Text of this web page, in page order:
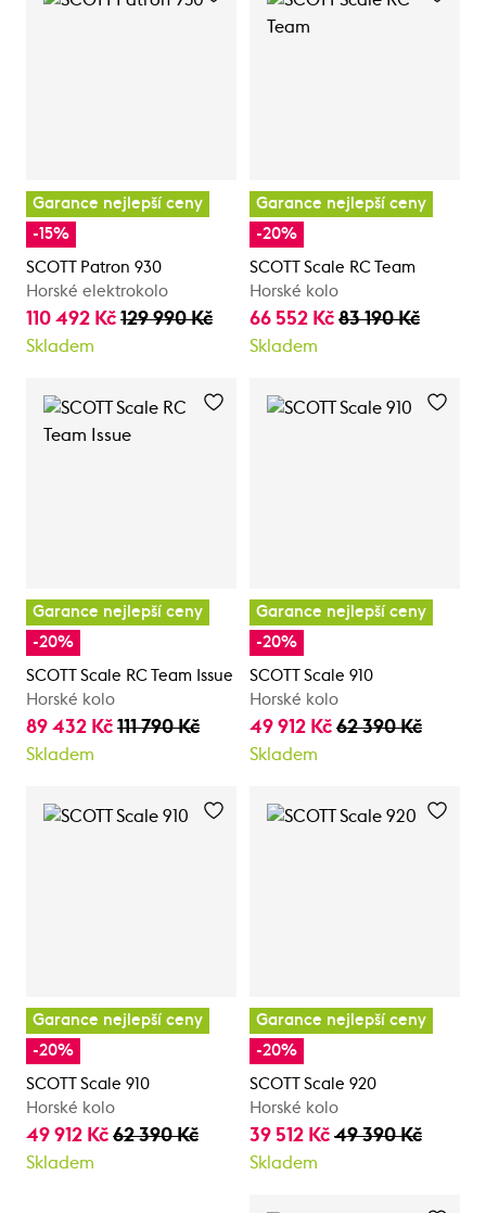
Garance nejlepší ceny
-15%
SCOTT Patron 930
Horské elektrokolo
110 492 Kč 129 990 Kč
Skladem
Garance nejlepší ceny
-20%
SCOTT Scale RC Team
Horské kolo
66 552 Kč 83 190 Kč
Skladem
Garance nejlepší ceny
-20%
SCOTT Scale RC Team Issue
Horské kolo
89 432 Kč 111 790 Kč
Skladem
Garance nejlepší ceny
-20%
SCOTT Scale 910
Horské kolo
49 912 Kč 62 390 Kč
Skladem
Garance nejlepší ceny
-20%
SCOTT Scale 910
Horské kolo
49 912 Kč 62 390 Kč
Skladem
Garance nejlepší ceny
-20%
SCOTT Scale 920
Horské kolo
39 512 Kč 49 390 Kč
Skladem